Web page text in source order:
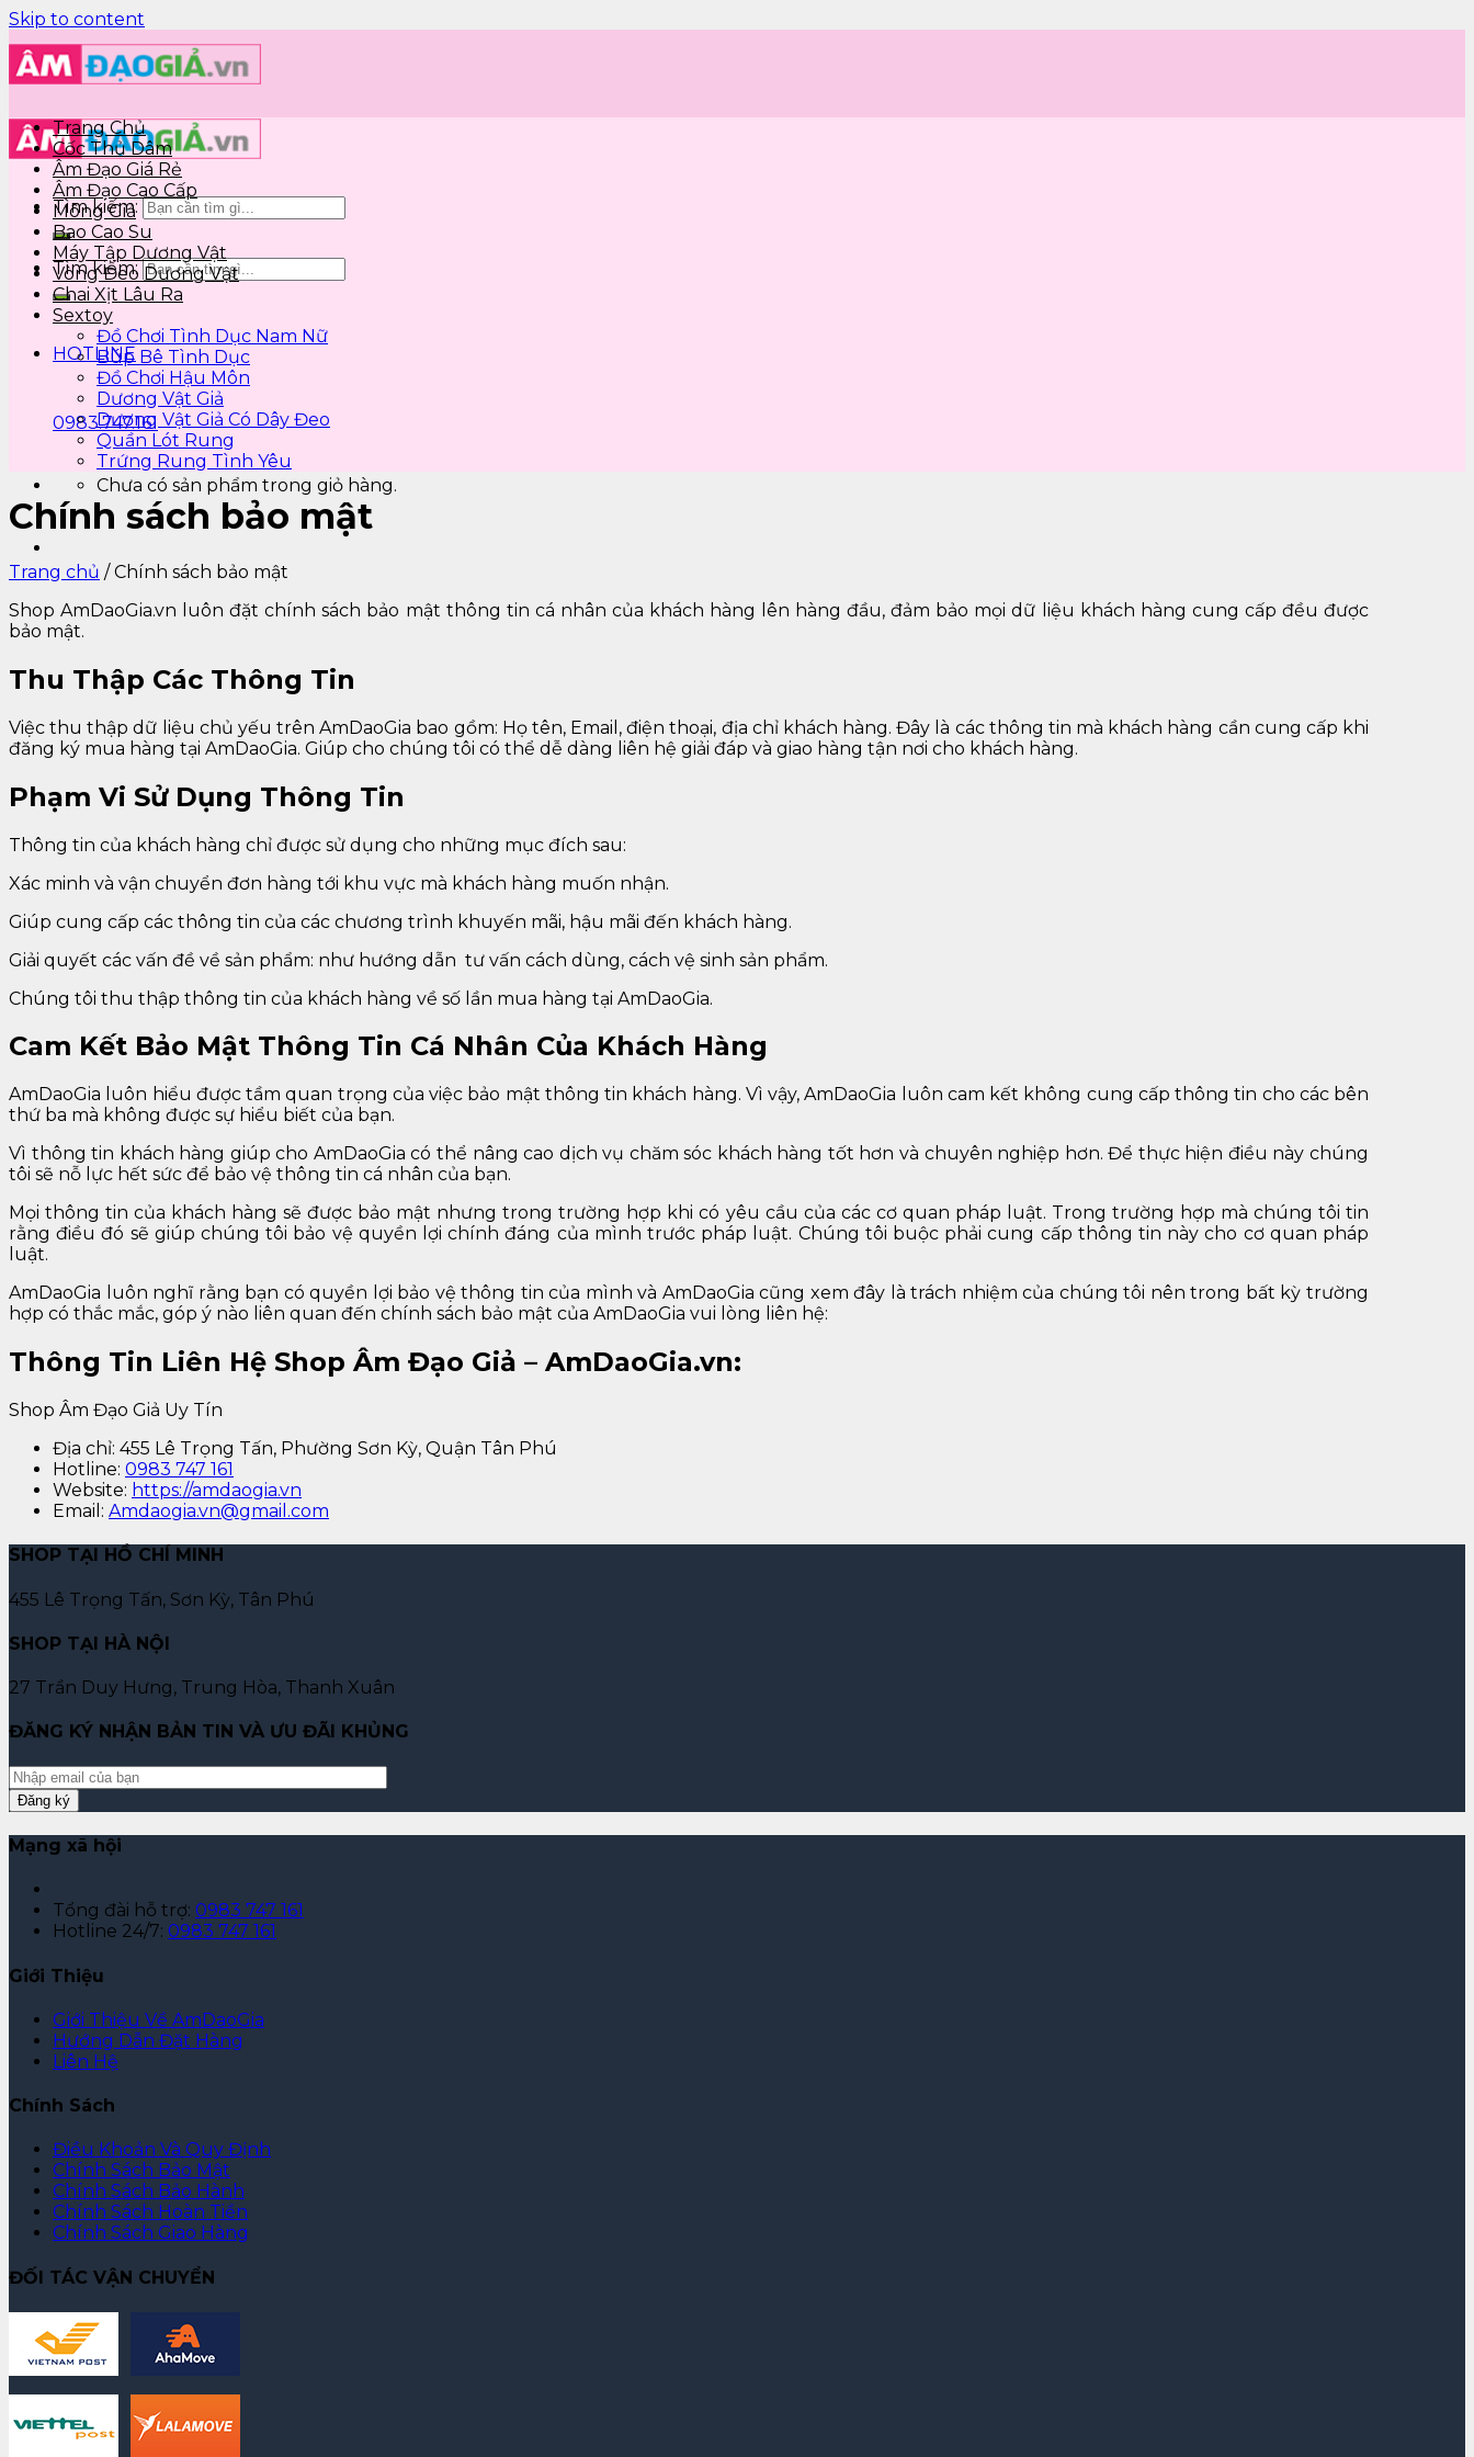
Skip to content
Tìm kiếm:
Tìm kiếm:
HOTLINE
0983.747.161
Chưa có sản phẩm trong giỏ hàng.
Trang Chủ
Cốc Thủ Dâm
Âm Đạo Giá Rẻ
Âm Đạo Cao Cấp
Mông Giả
Bao Cao Su
Máy Tập Dương Vật
Vòng Đeo Dương Vật
Chai Xịt Lâu Ra
Sextoy
Đồ Chơi Tình Dục Nam Nữ
Búp Bê Tình Dục
Đồ Chơi Hậu Môn
Dương Vật Giả
Dương Vật Giả Có Dây Đeo
Quần Lót Rung
Trứng Rung Tình Yêu
Chính sách bảo mật
Trang chủ /Chính sách bảo mật
Shop AmDaoGia.vn luôn đặt chính sách bảo mật thông tin cá nhân của khách hàng lên hàng đầu, đảm bảo mọi dữ liệu khách hàng cung cấp đều được
bảo mật.
Thu Thập Các Thông Tin
Việc thu thập dữ liệu chủ yếu trên AmDaoGia bao gồm: Họ tên, Email, điện thoại, địa chỉ khách hàng. Đây là các thông tin mà khách hàng cần cung cấp khi
đăng ký mua hàng tại AmDaoGia. Giúp cho chúng tôi có thể dễ dàng liên hệ giải đáp và giao hàng tận nơi cho khách hàng.
Phạm Vi Sử Dụng Thông Tin
Thông tin của khách hàng chỉ được sử dụng cho những mục đích sau:
Xác minh và vận chuyển đơn hàng tới khu vực mà khách hàng muốn nhận.
Giúp cung cấp các thông tin của các chương trình khuyến mãi, hậu mãi đến khách hàng.
Giải quyết các vấn đề về sản phẩm: như hướng dẫn tư vấn cách dùng, cách vệ sinh sản phẩm.
Chúng tôi thu thập thông tin của khách hàng về số lần mua hàng tại AmDaoGia.
Cam Kết Bảo Mật Thông Tin Cá Nhân Của Khách Hàng
AmDaoGia luôn hiểu được tầm quan trọng của việc bảo mật thông tin khách hàng. Vì vậy, AmDaoGia luôn cam kết không cung cấp thông tin cho các bên
thứ ba mà không được sự hiểu biết của bạn.
Vì thông tin khách hàng giúp cho AmDaoGia có thể nâng cao dịch vụ chăm sóc khách hàng tốt hơn và chuyên nghiệp hơn. Để thực hiện điều này chúng
tôi sẽ nỗ lực hết sức để bảo vệ thông tin cá nhân của bạn.
Mọi thông tin của khách hàng sẽ được bảo mật nhưng trong trường hợp khi có yêu cầu của các cơ quan pháp luật. Trong trường hợp mà chúng tôi tin
rằng điều đó sẽ giúp chúng tôi bảo vệ quyền lợi chính đáng của mình trước pháp luật. Chúng tôi buộc phải cung cấp thông tin này cho cơ quan pháp
luật.
AmDaoGia luôn nghĩ rằng bạn có quyền lợi bảo vệ thông tin của mình và AmDaoGia cũng xem đây là trách nhiệm của chúng tôi nên trong bất kỳ trường
hợp có thắc mắc, góp ý nào liên quan đến chính sách bảo mật của AmDaoGia vui lòng liên hệ:
Thông Tin Liên Hệ Shop Âm Đạo Giả – AmDaoGia.vn:
Shop Âm Đạo Giả Uy Tín
Địa chỉ: 455 Lê Trọng Tấn, Phường Sơn Kỳ, Quận Tân Phú
Hotline: 0983 747 161
Website: https://amdaogia.vn
Email: Amdaogia.vn@gmail.com
SHOP TẠI HỒ CHÍ MINH
455 Lê Trọng Tấn, Sơn Kỳ, Tân Phú
SHOP TẠI HÀ NỘI
27 Trần Duy Hưng, Trung Hòa, Thanh Xuân
ĐĂNG KÝ NHẬN BẢN TIN VÀ ƯU ĐÃI KHỦNG
Mạng xã hội
Tổng đài hỗ trợ: 0983 747 161
Hotline 24/7: 0983 747 161
Giới Thiệu
Giới Thiệu Về AmDaoGia
Hướng Dẫn Đặt Hàng
Liên Hệ
Chính Sách
Điều Khoản Và Quy Định
Chính Sách Bảo Mật
Chính Sách Bảo Hành
Chính Sách Hoàn Tiền
Chính Sách Giao Hàng
ĐỐI TÁC VẬN CHUYỂN